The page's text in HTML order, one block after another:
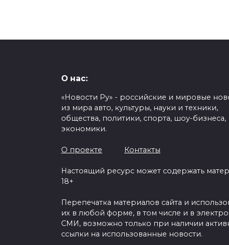
О нас:
«Новости Ру» - российские и мировые
из мира авто, культуры, науки и техники,
общества, политики, спорта, шоу-бизнеса,
экономики.
О проекте Контакты
Настоящий ресурс может содержать
18+
Перепечатка материалов сайта и
их в любой форме, в том числе и в
СМИ, возможно только при наличии
ссылки на использованные новости.